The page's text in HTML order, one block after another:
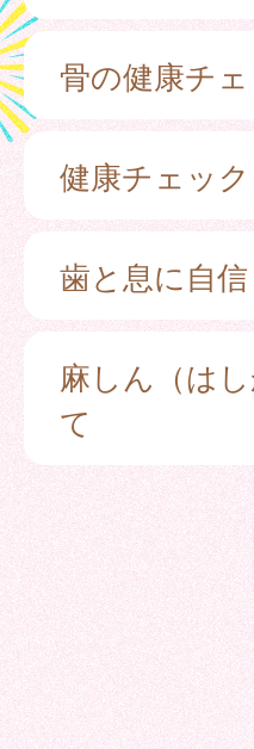
骨の健康チ
健康チェック
歯と息に自
麻しん（は
て